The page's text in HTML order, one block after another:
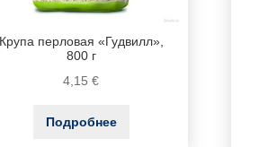
Крупа перловая «Гудвилл»,
800 г
4,15€
Подробнее